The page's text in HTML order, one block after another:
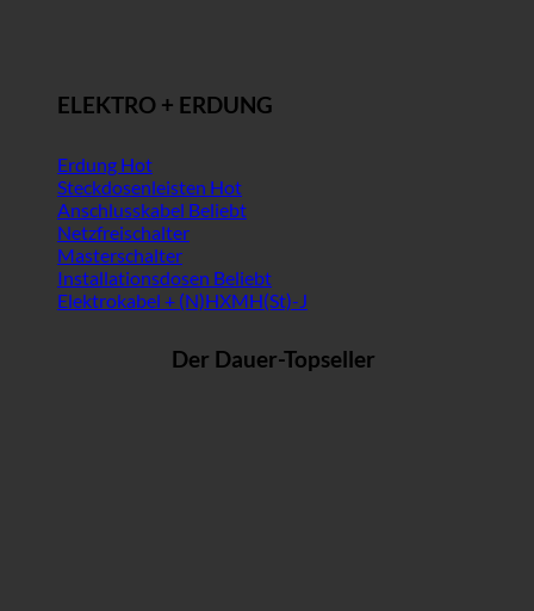
ELEKTRO + ERDUNG
Erdung
Steckdosenleisten
Anschlusskabel
Netzfreischalter
Masterschalter
Installationsdosen
Elektrokabel + (N)HXMH(St)-J
Der Dauer-Topseller